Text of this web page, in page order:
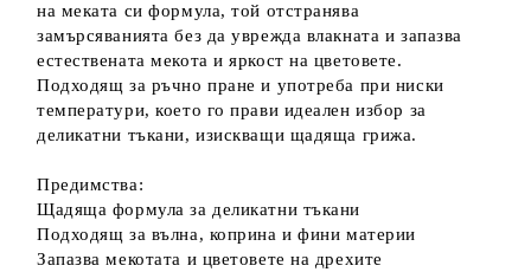
на меката си формула, той отстранява
замърсяванията без да уврежда влакната и запазва
естествената мекота и яркост на цветовете.
Подходящ за ръчно пране и употреба при ниски
температури, което го прави идеален избор за
деликатни тъкани, изискващи щадяща грижа.
Предимства:
Щадяща формула за деликатни тъкани
Подходящ за вълна, коприна и фини материи
Запазва мекотата и цветовете на дрехите